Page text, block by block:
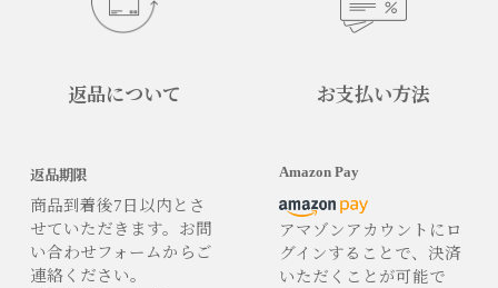
返品について
返品期限
商品到着後7日以内とさ
せていただきます。お問
い合わせフォームからご
連絡ください。
お支払い方法
Amazon Pay
アマゾンアカウントにロ
グインすることで、決済
いただくことが可能で